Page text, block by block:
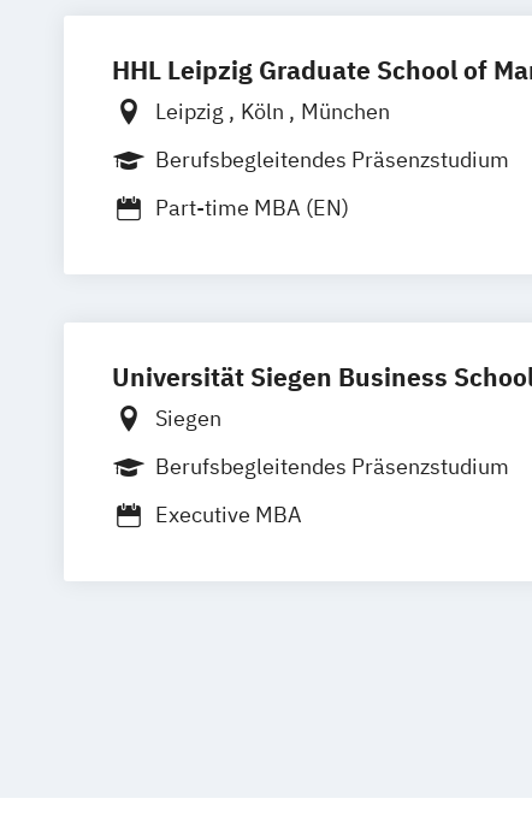
HHL Leipzig Graduate School of
Leipzig Köln
München
Berufsbegleitendes Präsenzstudium
Part-time MBA (EN)
Universität Siegen Business
Siegen
Berufsbegleitendes Präsenzstudium
Executive MBA